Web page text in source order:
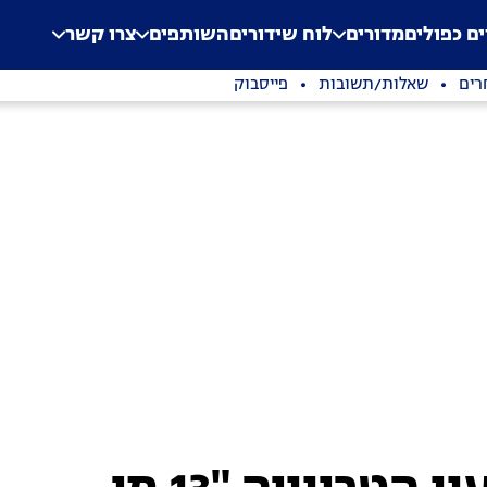
Application error: a
. כפוליםמדורים לוח שידוריםהשותפים צרו קשר
שאלות/תשובות פייסבוק